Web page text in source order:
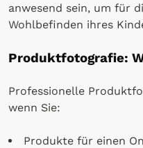
anwesend sein, um für
Wohlbefinden ihres
Produktfotografie:
Professionelle
wenn Sie:
Produkte für einen